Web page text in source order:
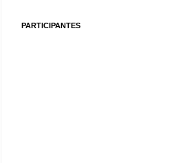
PARTICIPANTES